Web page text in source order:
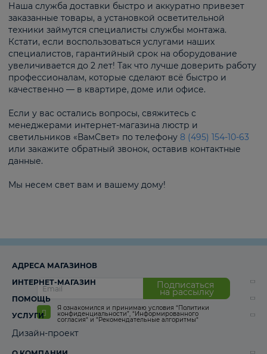
Наша служба доставки быстро и аккуратно привезет
заказанные товары, а установкой осветительной
техники займутся специалисты службы монтажа.
Кстати, если воспользоваться услугами наших
специалистов, гарантийный срок на оборудование
увеличивается до 2 лет! Так что лучше доверить работу
профессионалам, которые сделают всё быстро и
качественно — в квартире, доме или офисе.
Если у вас остались вопросы, свяжитесь с
менеджерами интернет-магазина люстр и
светильников «ВамСвет» по телефону 8 (495) 154-10-63
или закажите обратный звонок, оставив контактные
данные.
Мы несем свет вам и вашему дому!
Подписаться
на рассылку
Я ознакомился и принимаю условия “Политики
конфиденциальности”, “Информированного
согласия“ и “Рекомендательные алгоритмы“
АДРЕСА МАГАЗИНОВ
ИНТЕРНЕТ-МАГАЗИН
ПОМОЩЬ
УСЛУГИ
Дизайн-проект